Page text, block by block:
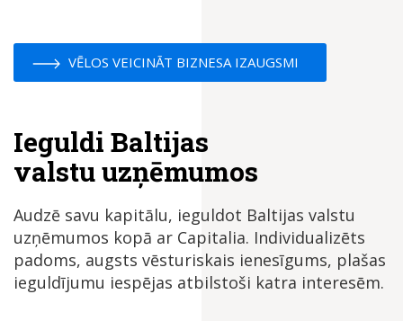
VĒLOS VEICINĀT BIZNESA IZAUGSMI
Ieguldi Baltijas
valstu uzņēmumos
Audzē savu kapitālu, ieguldot Baltijas valstu
uzņēmumos kopā ar Capitalia. Individualizēts
padoms, augsts vēsturiskais ienesīgums, plašas
ieguldījumu iespējas atbilstoši katra interesēm.